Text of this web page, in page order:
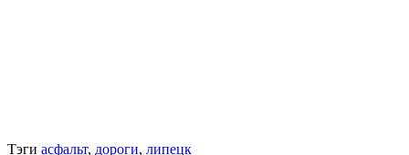
Тэги асфальт, дороги, липецк